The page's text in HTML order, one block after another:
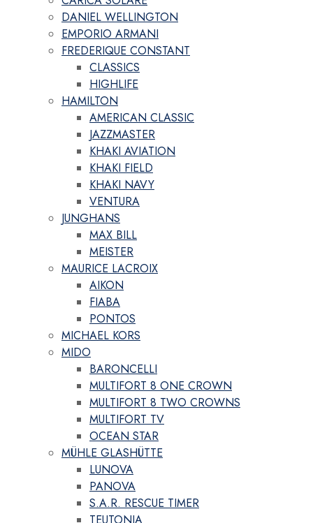
DANIEL WELLINGTON
EMPORIO ARMANI
FREDERIQUE CONSTANT
CLASSICS
HIGHLIFE
HAMILTON
AMERICAN CLASSIC
JAZZMASTER
KHAKI AVIATION
KHAKI FIELD
KHAKI NAVY
VENTURA
JUNGHANS
MAX BILL
MEISTER
MAURICE LACROIX
AIKON
FIABA
PONTOS
MICHAEL KORS
MIDO
BARONCELLI
MULTIFORT 8 ONE CROWN
MULTIFORT 8 TWO CROWNS
MULTIFORT TV
OCEAN STAR
MÜHLE GLASHÜTTE
LUNOVA
PANOVA
S.A.R. RESCUE TIMER